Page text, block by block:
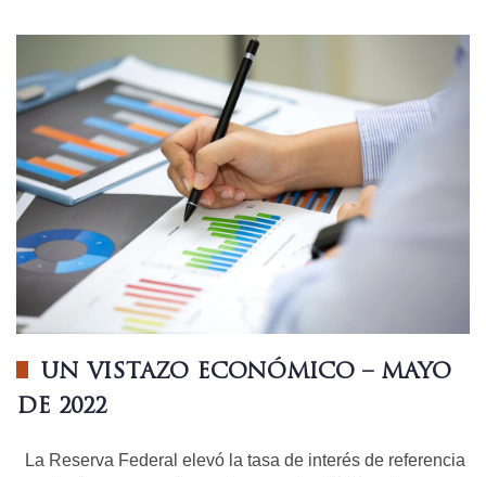
UN VISTAZO ECONÓMICO – MAYO
DE 2022
La Reserva Federal elevó la tasa de interés de referencia